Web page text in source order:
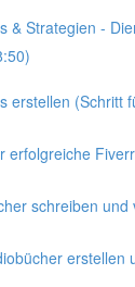
& Strategien -
erstellen (Schritt
erfolgreiche
schreiben
erstellen